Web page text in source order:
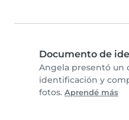
Documento de
Angela presentó un
identificación y
fotos. Aprendé más